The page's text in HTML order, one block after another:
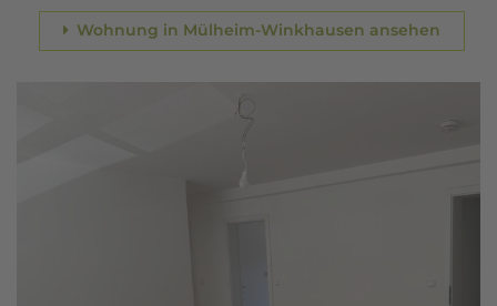
Wohnung in Mülheim-Winkhausen ansehen